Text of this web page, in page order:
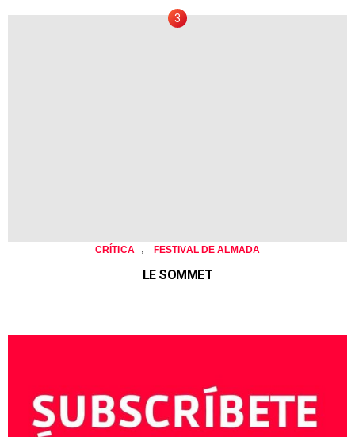
CRÍTICA FESTIVAL DE ALMADA
LE SOMMET